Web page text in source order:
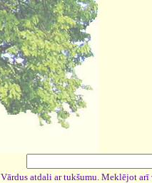
Vārdus atdali ar tukšumu. Meklējot